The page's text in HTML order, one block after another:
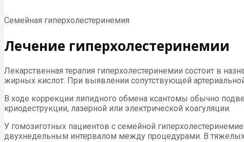
Семейная гиперхолестеринемия
Лечение гиперхолестеринемии
Лекарственная терапия гиперхолестеринемии состоит в
жирных кислот. При выявлении сопутствующей
В ходе коррекции липидного обмена ксантомы обычно
криодеструкции, лазерной или электрической коагуляции.
У гомозиготных пациентов с семейной
двухнедельным интервалом между процедурами. В тяжелых